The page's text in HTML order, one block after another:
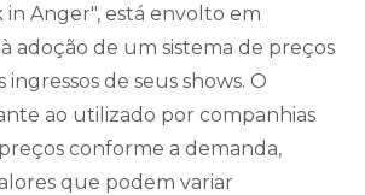
in Anger", está envolto em
adoção de um sistema de preços
ingressos de seus shows. O
ao utilizado por companhias
conforme a demanda,
que podem variar